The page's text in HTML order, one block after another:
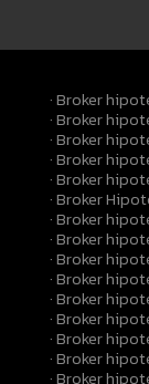
· Broker
· Broker
· Broker
· Broker
· Broker
· Broker
· Broker
· Broker
· Broker
· Broker
· Broker
· Broker
· Broker
· Broker
· Broker